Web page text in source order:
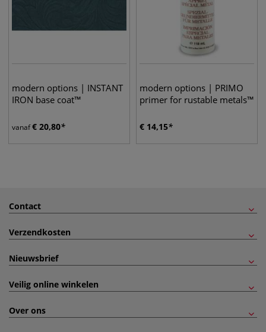
modern options | INSTANT
IRON base coat™
vanaf€ 20,80
modern options | PRIMO
primer for rustable metals™
€ 14,15
Contact
Verzendkosten
Nieuwsbrief
Veilig online winkelen
Over ons